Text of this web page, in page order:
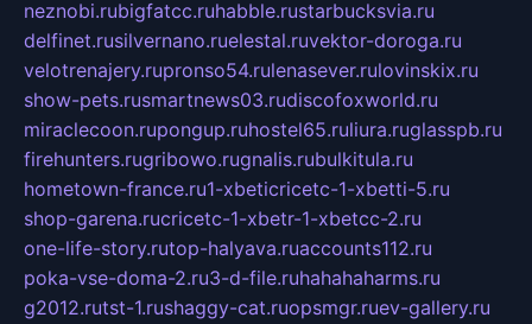
neznobi.rubigfatcc.ruhabble.rustarbucksvia.ru
delfinet.rusilvernano.ruelestal.ruvektor-doroga.ru
velotrenajery.rupronso54.rulenasever.rulovinskix.ru
show-pets.rusmartnews03.rudiscofoxworld.ru
miraclecoon.rupongup.ruhostel65.ruliura.ruglasspb.ru
firehunters.rugribowo.rugnalis.rubulkitula.ru
hometown-france.ru1-xbeticricetc-1-xbetti-5.ru
shop-garena.rucricetc-1-xbetr-1-xbetcc-2.ru
one-life-story.rutop-halyava.ruaccounts112.ru
poka-vse-doma-2.ru3-d-file.ruhahahaharms.ru
g2012.rutst-1.rushaggy-cat.ruopsmgr.ruev-gallery.ru